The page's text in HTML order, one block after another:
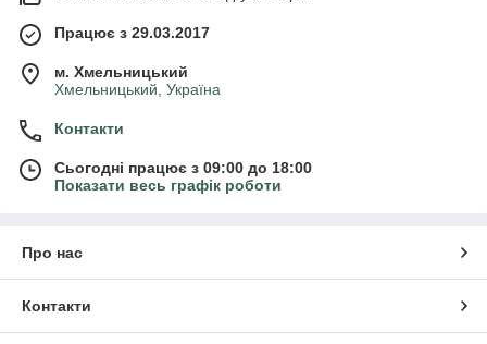
Працює з 29.03.2017
м. Хмельницький
Хмельницький, Україна
Контакти
Сьогодні працює з 09:00 до 18:00
Показати весь графік роботи
Про нас
Контакти